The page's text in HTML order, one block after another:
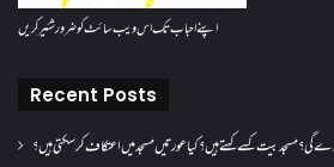
اپنے احباب تک اس ویب سائٹ کو ضرور شئیر کریں
Recent Posts
بیت کسے کہتے ہیں؟کیا عورتیں مسجد میں اعتکاف کر سکتی ہیں؟